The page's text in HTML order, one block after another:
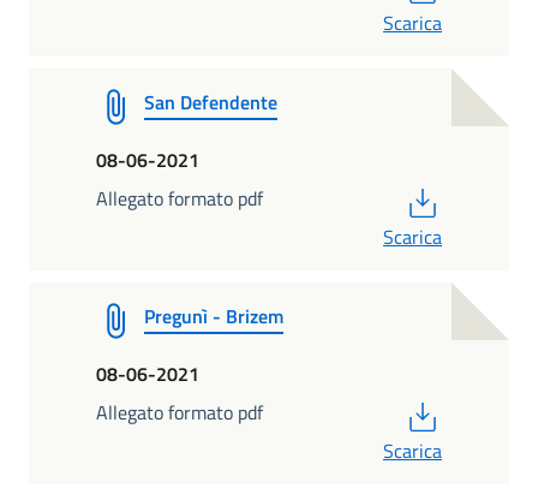
Scarica
San Defendente
08-06-2021
Allegato formato pdf
Scarica
Pregunì - Brizem
08-06-2021
Allegato formato pdf
Scarica